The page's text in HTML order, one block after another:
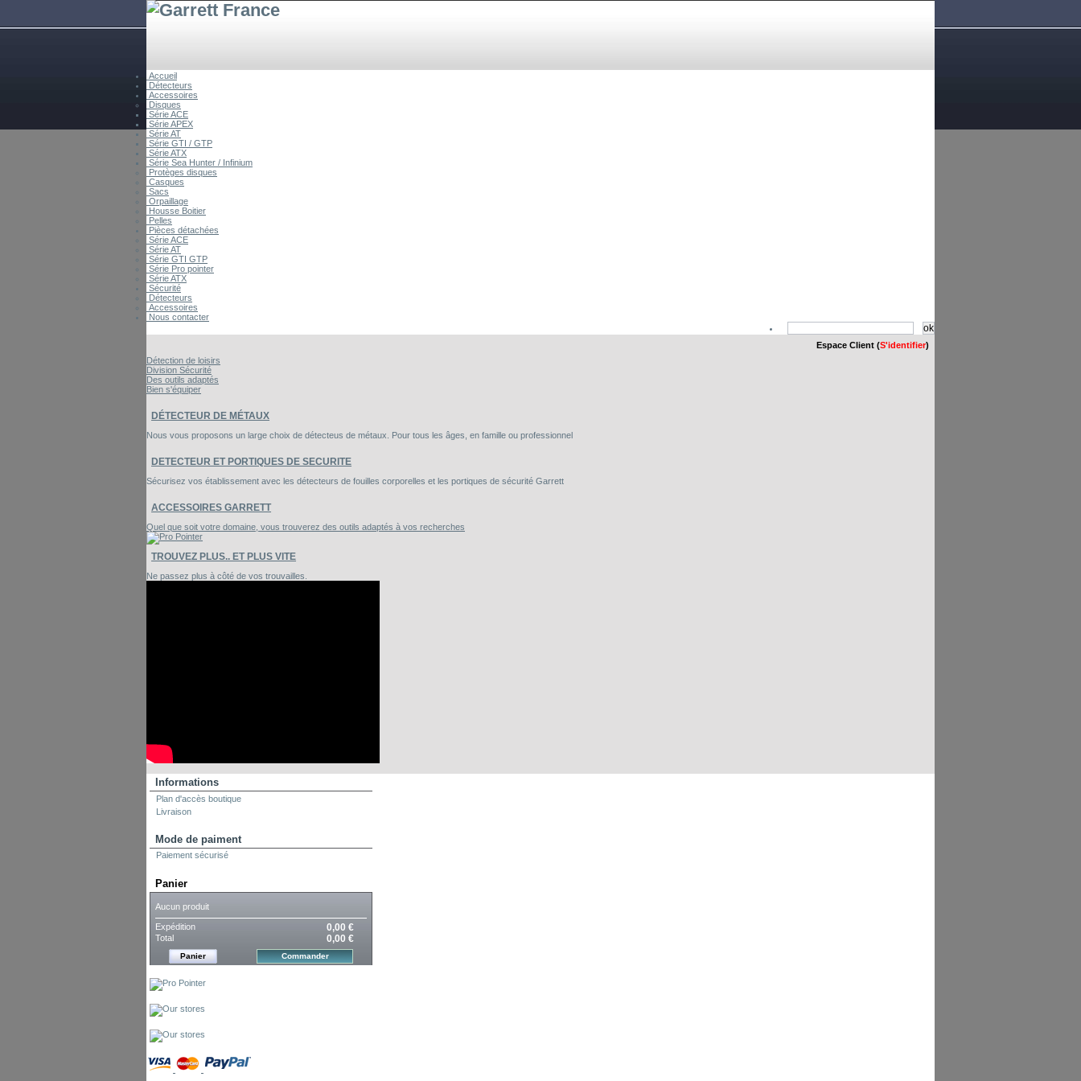
Accueil
Détecteurs
Accessoires
Disques
Série ACE
Série APEX
Série AT
Série GTI / GTP
Série ATX
Série Sea Hunter / Infinium
Protèges disques
Casques
Sacs
Orpaillage
Housse Boitier
Pelles
Pièces détachées
Série ACE
Série AT
Série GTI GTP
Série Pro pointer
Série ATX
Sécurité
Détecteurs
Accessoires
Nous contacter
Espace Client (S'identifier)
Détection de loisirs
Division Sécurité
Des outils adaptés
Bien s'équiper
DÉTECTEUR DE MÉTAUX
Nous vous proposons un large choix de détecteus de métaux. Pour tous les âges, en famille ou professionnel
DETECTEUR ET PORTIQUES DE SECURITE
Sécurisez vos établissement avec les détecteurs de fouilles corporelles et les portiques de sécurité Garrett
ACCESSOIRES GARRETT
Quel que soit votre domaine, vous trouverez des outils adaptés à vos recherches
TROUVEZ PLUS.. ET PLUS VITE
Ne passez plus à côté de vos trouvailles.
Informations
Plan d'accès boutique
Livraison
Mode de paiment
Paiement sécurisé
Panier
Aucun produit
Expédition 0,00 €
Total 0,00 €
Panier Commander